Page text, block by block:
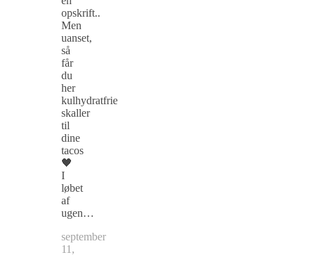
opskrift..
Men
uanset,
så
får
du
her
kulhydratfrie
skaller
til
dine
tacos
🖤
I
løbet
af
ugen…
september
11,